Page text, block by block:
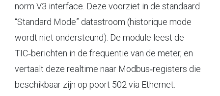
norm V3 interface. Deze voorziet in de standaard
“Standard Mode” datastroom (historique mode
wordt niet ondersteund). De module leest de
TIC‑berichten in de frequentie van de meter, en
vertaalt deze realtime naar Modbus‑registers die
beschikbaar zijn op poort 502 via Ethernet.